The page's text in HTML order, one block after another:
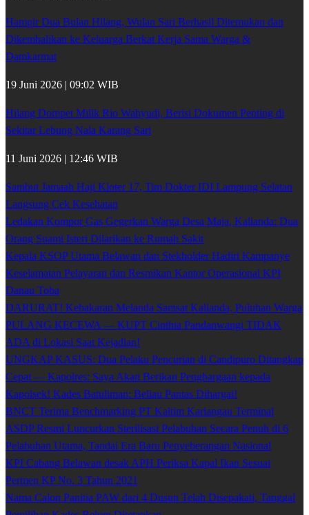
Hampir Dua Bulan Hilang, Wulan Sari Berhasil Ditemukan dan
Dikembalikan ke Keluarga Berkat Kerja Sama Warga &
Damkarmat
19 Juni 2026 | 09:02 WIB
Hilang Dompet Milik Rio Wahyudi, Berisi Dokumen Penting di
Sekitar Lebung Nala Karang Sari
11 Juni 2026 | 12:46 WIB
Sambut Jamaah Haji Kloter 17, Tim Dokter IDI Lampung Selatan
Langsung Cek Kesehatan
Ledakan Kompor Gas Gegerkan Warga Desa Maja, Kalianda: Dua
Orang Suami Isteri Dilarikan ke Rumah Sakit
Kepala KSOP Utama Belawan dan Stekholder Hadiri Kampanye
Keselamatan Pelayaran dan Resmikan Kantor Operasional KPI
Danau Toba
DARURAT! Kebakaran Melanda Samsat Kalianda, Puluhan Warga
PULANG KECEWA — KUPT Cinthia Pandanwangi TIDAK
ADA di Lokasi Saat Kejadian!
UNGKAP KASUS: Dua Pelaku Pencurian di Candipuro Ditangkap
Cepat — Kapolres: Saya Akan Berikan Penghargaan kepada
Kapolsek! Kades Batuliman: Beliau Pantas Dihargai!
BNCT Terima Benchmarking PT Kaltim Kariangau Terminal
ASDP Resmi Luncurkan Sterilisasi Pelabuhan Secara Penuh di 6
Pelabuhan Utama, Tandai Era Baru Penyeberangan Nasional
KPI Cabang Belawan desak APH Periksa Kapal Ikan Sesuai
Permen KP No. 3 Tahun 2021
Nama Calon Panitia PAW dari 4 Dusun Telah Disepakati, Tanggal